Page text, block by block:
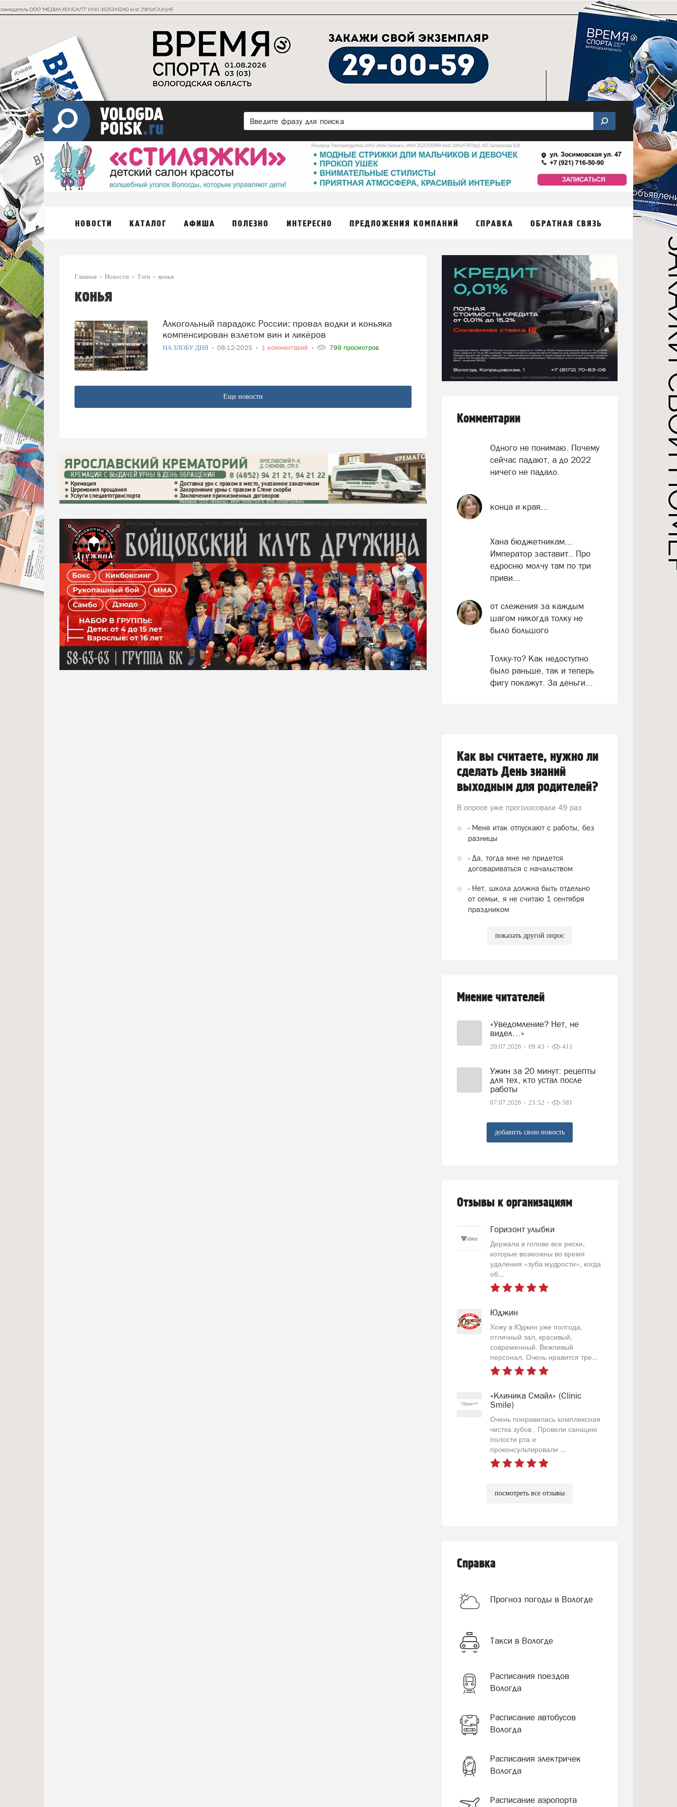
НОВОСТИ КАТАЛОГ АФИША ПОЛЕЗНО ИНТЕРЕСНО ПРЕДЛОЖЕНИЯ КОМПАНИЙ СПРАВКА ОБРАТНАЯ СВЯЗЬ
Главная Новости Тэги конья
конья
Алкогольный парадокс России: провал водки и коньяка
компенсирован взлетом вин и ликёров
НА ЗЛОБУ ДНЯ 08-12-2025 1 комментарий 799 просмотров
Еще новости
Комментарии
Одного не понимаю. Почему
сейчас падают, а до 2022
ничего не падало.
конца и края...
Хана бюджетникам...
Император заставит.. Про
едросню молчу там по три
приви...
от слежения за каждым
шагом никогда толку не
было большого
Толку-то? Как недоступно
было раньше, так и теперь
фигу покажут. За деньги...
Как вы считаете, нужно ли
сделать День знаний
выходным для родителей?
В опросе уже проголосовали 49 раз
- Меня итак отпускают с работы, без
разницы
- Да, тогда мне не придется
договариваться с начальством
- Нет, школа должна быть отдельно
от семьи, я не считаю 1 сентября
праздником
показать другой опрос
Мнение читателей
«Уведомление? Нет, не
видел…»
20.07.2026 09:43 411
Ужин за 20 минут: рецепты
для тех, кто устал после
работы
07.07.2026 23:52 581
добавить свою новость
Отзывы к организациям
Горизонт улыбки
Держала в голове все риски,
которые возможны во время
удаления «зуба мудрости», когда
об...
Юджин
Хожу в Юджин уже полгода,
отличный зал, красивый,
современный. Вежливый
персонал. Очень нравится тре...
«Клиника Смайл» (Clinic
Smile)
Очень понравилась комплексная
чистка зубов . Провели санацию
полости рта и
проконсультировали ...
посмотреть все отзывы
Справка
Прогноз погоды в Вологде
Такси в Вологде
Расписания поездов
Вологда
Расписание автобусов
Вологда
Расписания электричек
Вологда
Расписание аэропорта